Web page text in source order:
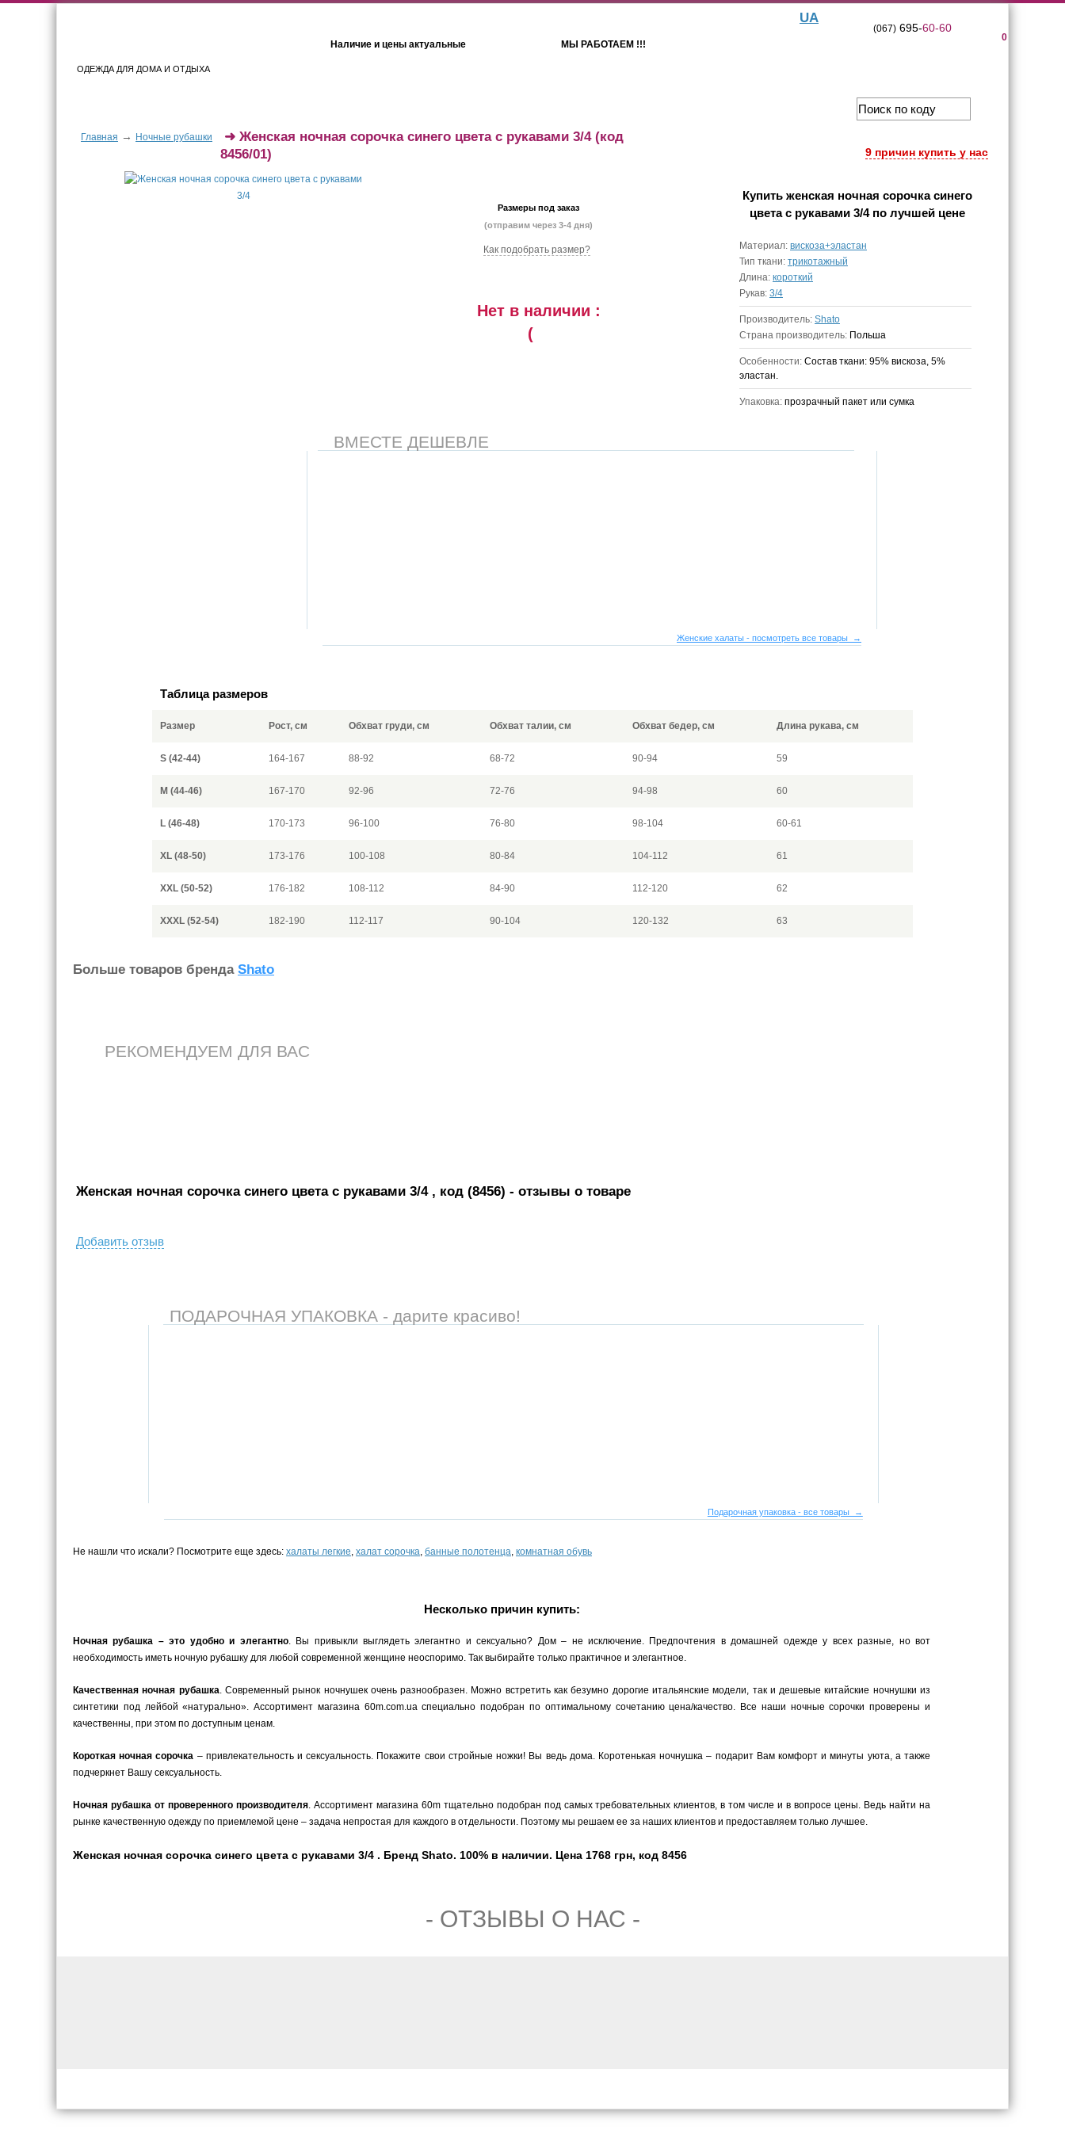
ОДЕЖДА ДЛЯ ДОМА И ОТДЫХА
Наличие и цены актуальные МЫ РАБОТАЕМ !!!
UA
0
(067)695-60-60
Главная → Ночные рубашки
9 причин купить у нас
➜ Женская ночная сорочка синего цвета с рукавами 3/4 (код
8456/01)
Размеры под заказ
(отправим через 3-4 дня)
Как подобрать размер?
Нет в наличии :
(
Купить женская ночная сорочка синего
цвета с рукавами 3/4 по лучшей цене
Материал: вискоза+эластан
Тип ткани: трикотажный
Длина: короткий
Рукав: 3/4
Производитель: Shato
Страна производитель: Польша
Особенности: Состав ткани: 95% вискоза, 5%
эластан.
Упаковка: прозрачный пакет или сумка
ВМЕСТЕ ДЕШЕВЛЕ
Женские халаты - посмотреть все товары →
Таблица размеров
Размер Рост, см Обхват груди, см Обхват талии, см Обхват бедер, см Длина рукава, см
S (42-44) 164-167 88-92 68-72 90-94 59
M (44-46) 167-170 92-96 72-76 94-98 60
L (46-48) 170-173 96-100 76-80 98-104 60-61
XL (48-50) 173-176 100-108 80-84 104-112 61
XXL (50-52) 176-182 108-112 84-90 112-120 62
XXXL (52-54) 182-190 112-117 90-104 120-132 63
Больше товаров бренда Shato
РЕКОМЕНДУЕМ ДЛЯ ВАС
Женская ночная сорочка синего цвета с рукавами 3/4 , код (8456) - отзывы о товаре
Добавить отзыв
ПОДАРОЧНАЯ УПАКОВКА - дарите красиво!
Подарочная упаковка - все товары →
Не нашли что искали? Посмотрите еще здесь: халаты легкие, халат сорочка, банные полотенца, комнатная обувь
Несколько причин купить:
Ночная рубашка – это удобно и элегантно. Вы привыкли выглядеть элегантно и сексуально? Дом – не исключение. Предпочтения в домашней одежде у всех разные, но вот
необходимость иметь ночную рубашку для любой современной женщине неоспоримо. Так выбирайте только практичное и элегантное.
Качественная ночная рубашка. Современный рынок ночнушек очень разнообразен. Можно встретить как безумно дорогие итальянские модели, так и дешевые китайские ночнушки из
синтетики под лейбой «натурально». Ассортимент магазина 60m.com.ua специально подобран по оптимальному сочетанию цена/качество. Все наши ночные сорочки проверены и
качественны, при этом по доступным ценам.
Короткая ночная сорочка – привлекательность и сексуальность. Покажите свои стройные ножки! Вы ведь дома. Коротенькая ночнушка – подарит Вам комфорт и минуты уюта, а также
подчеркнет Вашу сексуальность.
Ночная рубашка от проверенного производителя. Ассортимент магазина 60m тщательно подобран под самых требовательных клиентов, в том числе и в вопросе цены. Ведь найти на
рынке качественную одежду по приемлемой цене – задача непростая для каждого в отдельности. Поэтому мы решаем ее за наших клиентов и предоставляем только лучшее.
Женская ночная сорочка синего цвета с рукавами 3/4 . Бренд Shato. 100% в наличии. Цена 1768 грн, код 8456
- ОТЗЫВЫ О НАС -